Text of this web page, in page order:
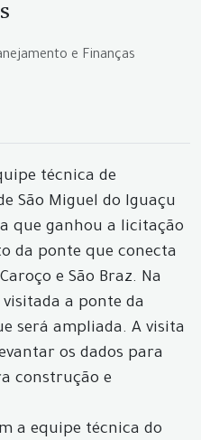
e Finanças
técnica de
São Miguel do Iguaçu
que ganhou a licitação
da ponte que conecta
e São Braz. Na
a ponte da
será ampliada. A visita
os dados para
construção e
a equipe técnica do